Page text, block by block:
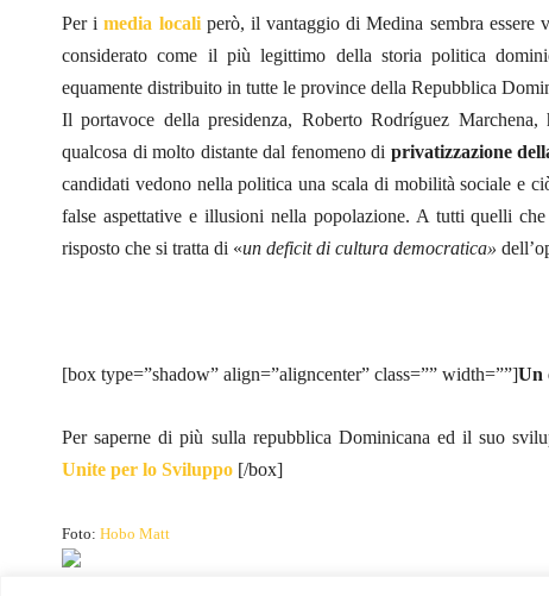
Per imedia localiperò, il vantaggio di Medina sembra
considerato come il più legittimo della storia politica
equamente distribuito in tutte le province della Repubblica
Il portavoce della presidenza, Roberto Rodríguez
qualcosa di molto distante dal fenomeno di privatizzazione
candidati vedono nella politica una scala di mobilità sociale e
false aspettative e illusioni nella popolazione. A tutti quelli
risposto che si tratta di «un deficit di cultura democratica»
[box type=”shadow” align=”aligncenter” class=”” width=””]Un
Per saperne di più sulla repubblica Dominicana ed il suo
Unite per lo Sviluppo [/box]
Foto: Hobo Matt